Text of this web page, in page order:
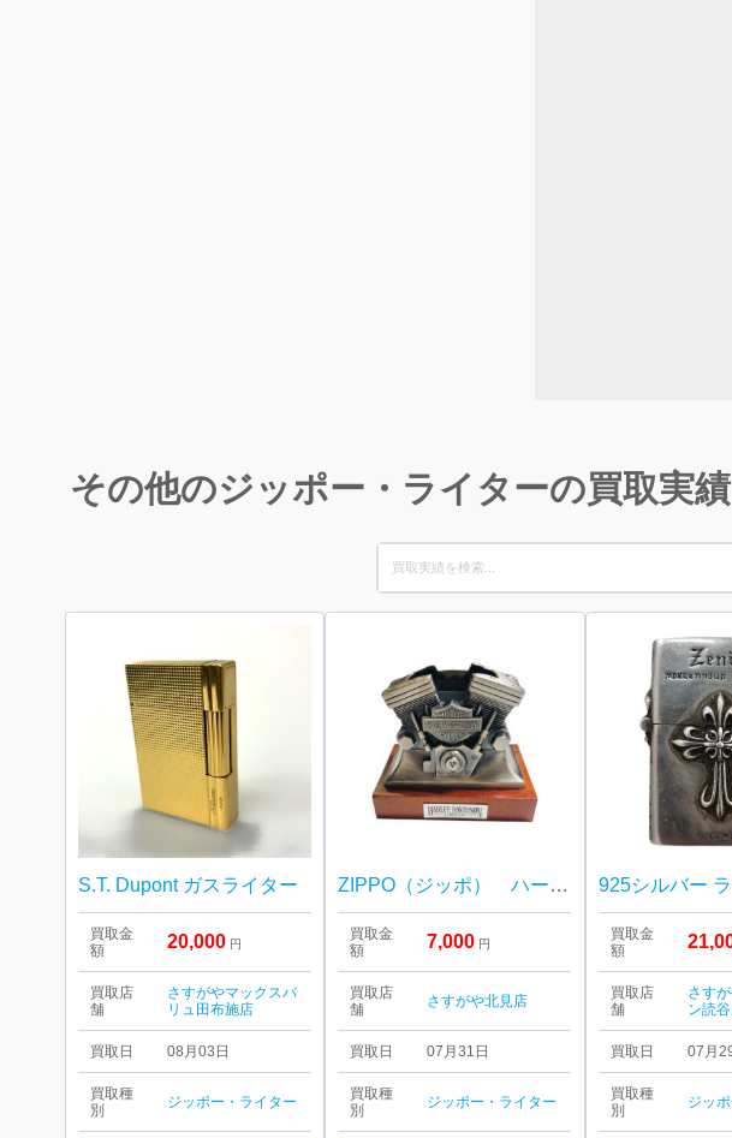
その他のジッポー・ライターの買取実績
Search
for:
S.T. Dupont ガスライター
買取金
額
20,000 円
買取店
舗
さすがやマックスバ
リュ田布施店
買取日 08月03日
買取種
別
ジッポー・ライター
ZIPPO（ジッポ） ハーレーダビットソン Vツインエンジンモデル
買取金
額
7,000 円
買取店
舗
さすがや北見店
買取日 07月31日
買取種
別
ジッポー・ライター
買取金
額
買取店
舗
さす
ン読
買取日 07月
買取種
別
ジッ